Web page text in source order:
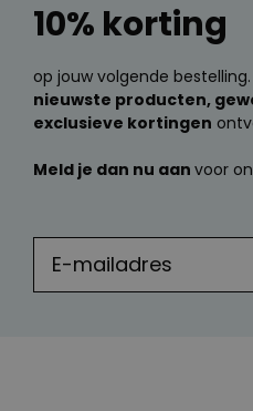
10% korting
op jouw volgende
nieuwste producten,
exclusieve kortingen
Meld je dan nu aan voor